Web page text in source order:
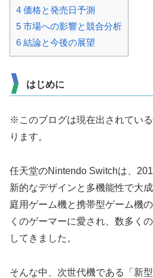
4 価格と発売日予測
5 市場への影響と競合分析
6 結論と今後の展望
はじめに
※このブログは現在出されてい
ります。
任天堂のNintendo Switchは、
新的なデザインと多機能性で大
庭用ゲーム機と携帯型ゲーム機
くのゲーマーに愛され、数多く
してきました。
そんな中、次世代機である「新